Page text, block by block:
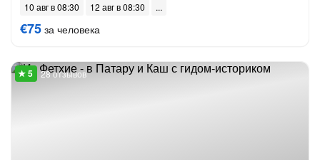
10 авг в 08:30 12 авг в 08:30
€75 за человека
28 отзывов